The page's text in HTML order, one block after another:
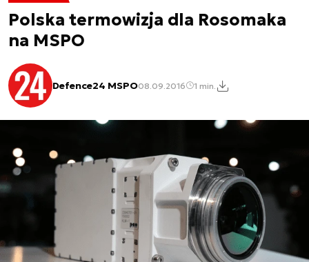
Polska termowizja dla Rosomaka
na MSPO
Defence24 MSPO08.09.2016 1 min.